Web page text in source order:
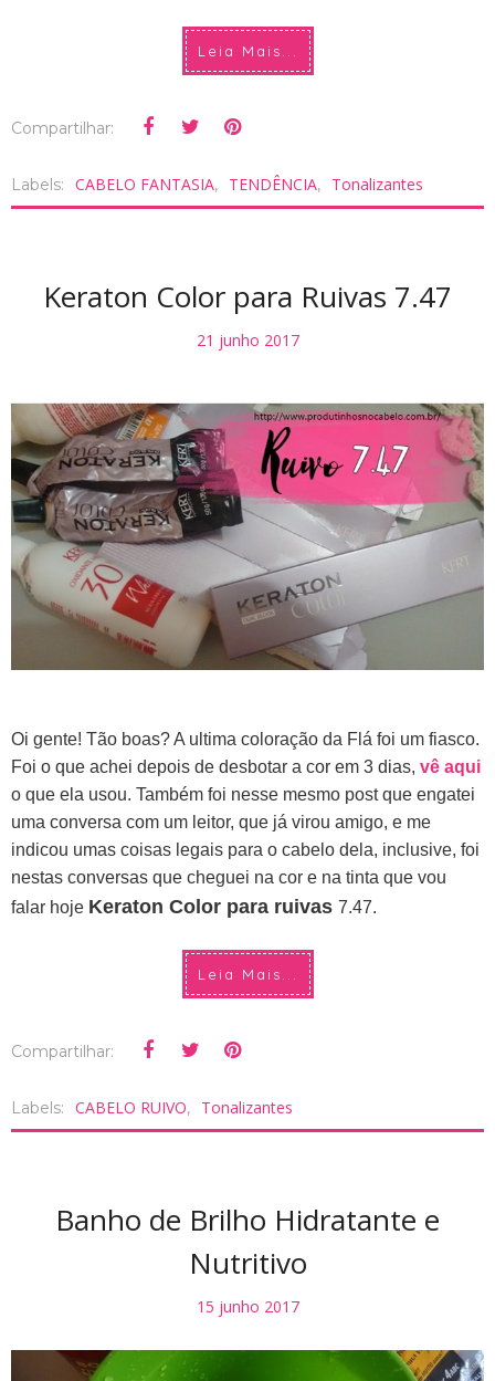
Leia Mais...
Compartilhar:
Labels: CABELO FANTASIA, TENDÊNCIA, Tonalizantes
Keraton Color para Ruivas 7.47
21 junho 2017
Oi gente! Tão boas? A ultima coloração da Flá foi um fiasco.
Foi o que achei depois de desbotar a cor em 3 dias, vê aqui
o que ela usou. Também foi nesse mesmo post que engatei
uma conversa com um leitor, que já virou amigo, e me
indicou umas coisas legais para o cabelo dela, inclusive, foi
nestas conversas que cheguei na cor e na tinta que vou
falar hoje Keraton Color para ruivas 7.47.
Leia Mais...
Compartilhar:
Labels: CABELO RUIVO, Tonalizantes
Banho de Brilho Hidratante e
Nutritivo
15 junho 2017